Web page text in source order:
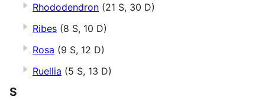
Rhododendron (21 S, 30 D)
Ribes (8 S, 10 D)
Rosa (9 S, 12 D)
Ruellia (5 S, 13 D)
S